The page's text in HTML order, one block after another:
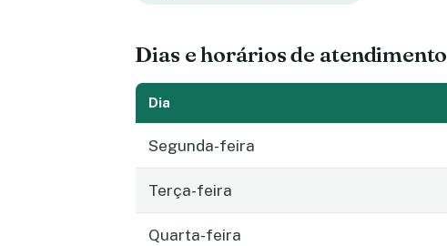
Dias e horários de atendimento
Dia
Segunda-feira
Terça-feira
Quarta-feira